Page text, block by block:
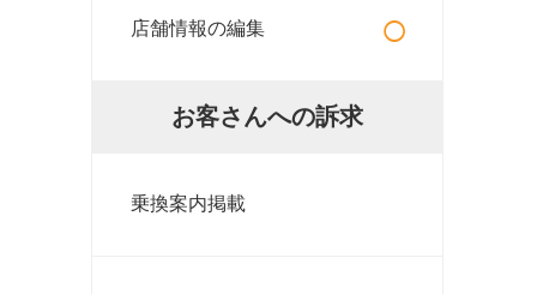
店舗情報の編集 ○
お客さんへの訴求
乗換案内掲載